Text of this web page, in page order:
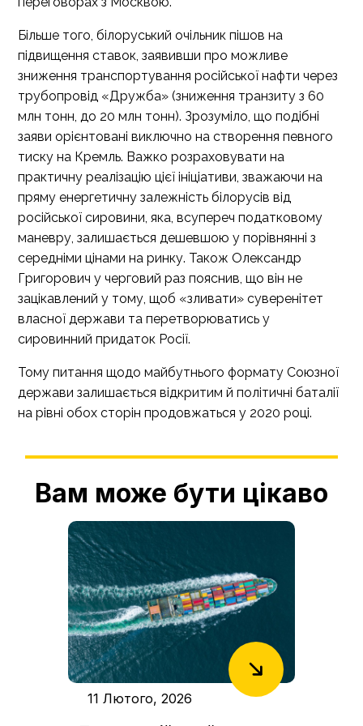
Більше того, білоруський очільник пішов на
підвищення ставок, заявивши про можливе
зниження транспортування російської нафти через
трубопровід «Дружба» (зниження транзиту з 60
млн тонн, до 20 млн тонн). Зрозуміло, що подібні
заяви орієнтовані виключно на створення певного
тиску на Кремль. Важко розраховувати на
практичну реалізацію цієї ініціативи, зважаючи на
пряму енергетичну залежність білорусів від
російської сировини, яка, всупереч податковому
маневру, залишається дешевшою у порівнянні з
середніми цінами на ринку. Також Олександр
Григорович у черговий раз пояснив, що він не
зацікавлений у тому, щоб «зливати» суверенітет
власної держави та перетворюватись у
сировинний придаток Росії.
Тому питання щодо майбутнього формату Союзної
держави залишається відкритим й політичні баталії
на рівні обох сторін продовжаться у 2020 році.
Вам може бути цікаво
11 Лютого, 2026